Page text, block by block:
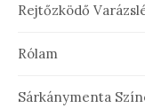
Rejtőzködő
Rólam
Sárkánymenta